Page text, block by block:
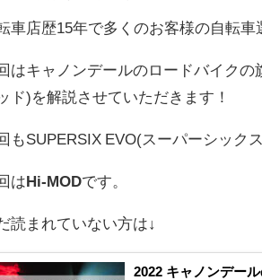
車店歴15年で多くのお客様の自転
はキャノンデールのロードバイクの
ド)を解説させていただきます！
もSUPERSIX EVO(スーパーシッ
はHi-MODです。
読まれていない方は↓
2022 キャノンデー